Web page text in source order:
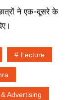
ने एक-दूसरे के
Lecture
Advertising